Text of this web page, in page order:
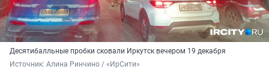
Десятибалльные пробки сковали Иркутск вечером 19 декабря
Источник: Алина Ринчино / «ИрСити»